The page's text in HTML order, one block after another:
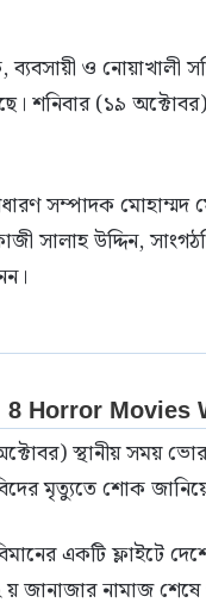
ব্যবসায়ী ও
শনিবার (১৯
সম্পাদক
সালাহ উদ্দিন,
স্থানীয় সময়
মৃত্যুতে শোক
একটি ফ্লাইটে
জানাজার নামাজ